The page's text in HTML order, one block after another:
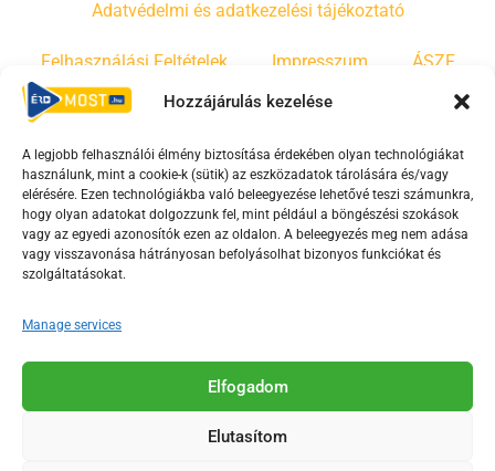
Hozzájárulás kezelése
A legjobb felhasználói élmény biztosítása érdekében olyan technológiákat
használunk, mint a cookie-k (sütik) az eszközadatok tárolására és/vagy
elérésére. Ezen technológiákba való beleegyezése lehetővé teszi számunkra,
hogy olyan adatokat dolgozzunk fel, mint például a böngészési szokások
vagy az egyedi azonosítók ezen az oldalon. A beleegyezés meg nem adása
vagy visszavonása hátrányosan befolyásolhat bizonyos funkciókat és
szolgáltatásokat.
Manage services
Elfogadom
Elutasítom
Adatvédelmi és adatkezelési tájékoztató
Felhasználási Feltételek Impresszum ÁSZF
Irányelvek Moderálási szabályzat
F
a
c
e
o
o
-
Y
o
u
t
b
e
s
T
i
k
Az Érd Média médiaszolgáltatási tevékenységét a
Médiatanács a Magyar Média Mecenatúra program